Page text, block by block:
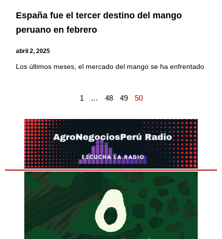
España fue el tercer destino del mango
peruano en febrero
abril 2, 2025
Los últimos meses, el mercado del mango se ha enfrentado
1 … 48 49 50